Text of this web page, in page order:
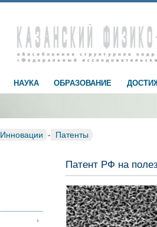
НАУКА ОБРАЗОВАНИЕ
Инновации - Патенты
Патент РФ на